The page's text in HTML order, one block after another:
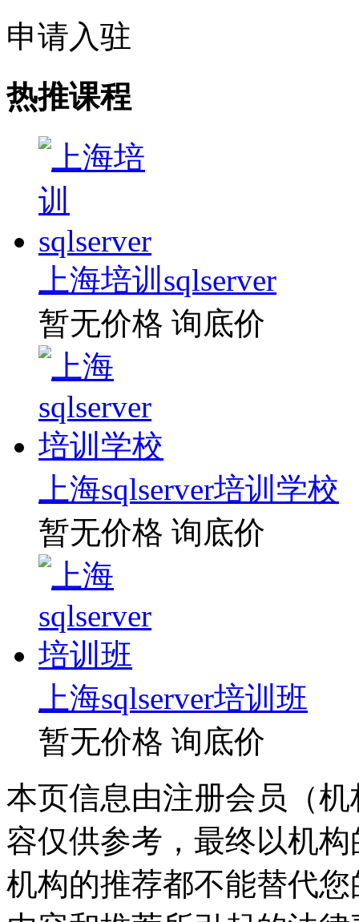
申请入驻
热推课程
上海培训sqlserver
暂无价格 询底价
上海sqlserver培训学校
暂无价格 询底价
上海sqlserver培训班
暂无价格 询底价
本页信息由注册会员（
容仅供参考，最终以机
机构的推荐都不能替代